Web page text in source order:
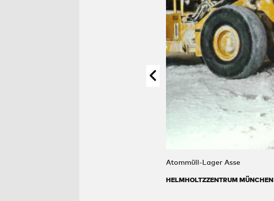
Atommüll-Lager Asse
HELMHOLTZZENTRUM MÜNCHEN